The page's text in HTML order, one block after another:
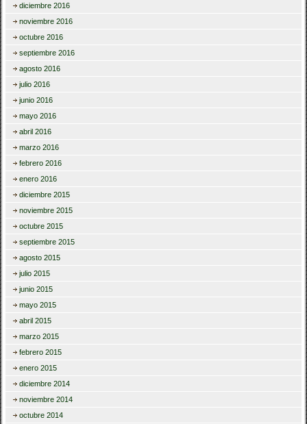
diciembre 2016
noviembre 2016
octubre 2016
septiembre 2016
agosto 2016
julio 2016
junio 2016
mayo 2016
abril 2016
marzo 2016
febrero 2016
enero 2016
diciembre 2015
noviembre 2015
octubre 2015
septiembre 2015
agosto 2015
julio 2015
junio 2015
mayo 2015
abril 2015
marzo 2015
febrero 2015
enero 2015
diciembre 2014
noviembre 2014
octubre 2014